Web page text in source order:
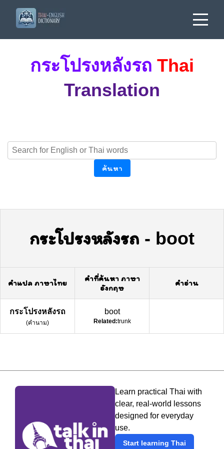
กระโปรงหลังรถ Thai
Translation
ค้นหา
กระโปรงหลังรถ - boot
คำแปล ภาษาไทย
คำที่ค้นหา ภาษา
อังกฤษ
คำอ่าน
กระโปรงหลังรถ
(คำนาม)
boot
Related:trunk
Learn practical Thai with
clear, real-world lessons
designed for everyday
use.
Start learning Thai